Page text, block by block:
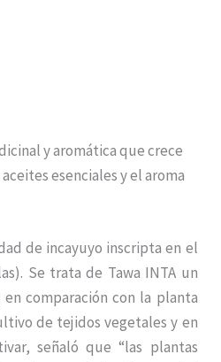
y aromática que crece
esenciales y el aroma
de incayuyo inscripta en el
Se trata de Tawa INTA un
comparación con la planta
de tejidos vegetales y en
señaló que “las plantas